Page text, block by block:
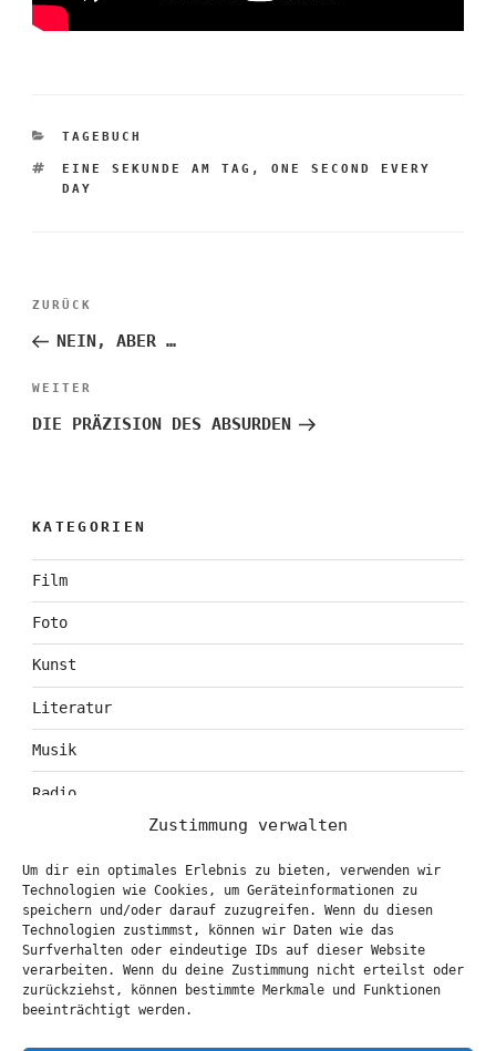
Zustimmung verwalten
Um dir ein optimales Erlebnis zu bieten, verwenden wir
Technologien wie Cookies, um Geräteinformationen zu
speichern und/oder darauf zuzugreifen. Wenn du diesen
Technologien zustimmst, können wir Daten wie das
Surfverhalten oder eindeutige IDs auf dieser Website
verarbeiten. Wenn du deine Zustimmung nicht erteilst oder
zurückziehst, können bestimmte Merkmale und Funktionen
beeinträchtigt werden.
KATEGORIEN
TAGEBUCH
SCHLAGWÖRTER
EINE SEKUNDE AM TAG ,ONE SECOND EVERY
DAY
Beitragsnavigation
Vorheriger
Beitrag
ZURÜCK
NEIN, ABER …
Nächster
Beitrag
WEITER
DIE PRÄZISION DES ABSURDEN
KATEGORIEN
Film
Foto
Kunst
Literatur
Musik
Radio
Theater
KONTAKT & BOOKING
info@marionbrasch.de